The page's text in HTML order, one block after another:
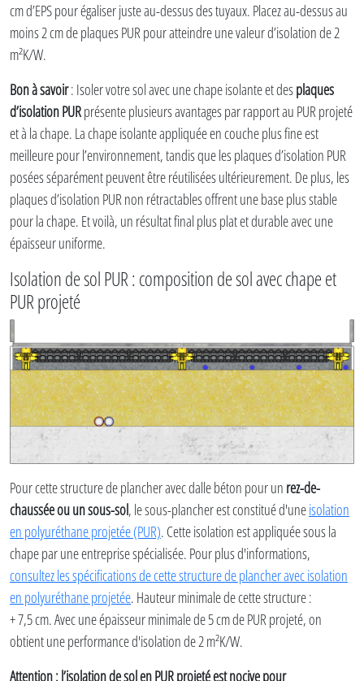
cm d’EPS pour égaliser juste au-dessus des tuyaux. Placez au-dessus au
moins 2 cm de plaques PUR pour atteindre une valeur d’isolation de 2
m²K/W.
Bon à savoir: Isoler votre sol avec une chape isolante et desplaques
d’isolation PURprésente plusieurs avantages par rapport au PUR projeté
et à la chape. La chape isolante appliquée en couche plus fine est
meilleure pour l’environnement, tandis que les plaques d’isolation PUR
posées séparément peuvent être réutilisées ultérieurement. De plus, les
plaques d’isolation PUR non rétractables offrent une base plus stable
pour la chape. Et voilà, un résultat final plus plat et durable avec une
épaisseur uniforme.
Isolation de sol PUR : composition de sol avec chape et
PUR projeté
Pour cette structure de plancher avec dalle béton pour un rez-de-
chaussée ou un sous-sol, le sous-plancher est constitué d'uneisolation
en polyuréthane projetée (PUR). Cette isolation est appliquée sous la
chape par une entreprise spécialisée. Pour plus d'informations,
consultez les spécifications de cette structure de plancher avec isolation
en polyuréthane projetée. Hauteur minimale de cette structure :
+ 7,5 cm. Avec une épaisseur minimale de 5 cm de PUR projeté, on
obtient une performance d'isolation de 2 m²K/W.
Attention : l’isolation de sol en PUR projeté est nocive pour